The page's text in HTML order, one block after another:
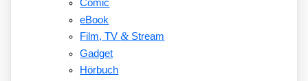
Comic
eBook
Film, TV&Stream
Gadget
Hörbuch